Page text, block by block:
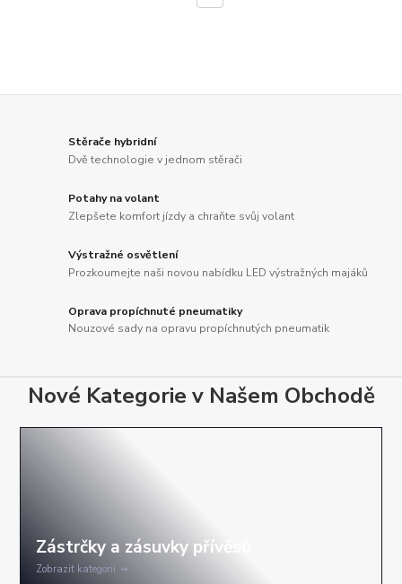
Stěrače hybridní
Dvě technologie v jednom stěrači
Potahy na volant
Zlepšete komfort jízdy a chraňte svůj volant
Výstražné osvětlení
Prozkoumejte naši novou nabídku LED výstražných majáků
Oprava propíchnuté pneumatiky
Nouzové sady na opravu propíchnutých pneumatik
Nové Kategorie v Našem Obchodě
Zobrazit kategorii